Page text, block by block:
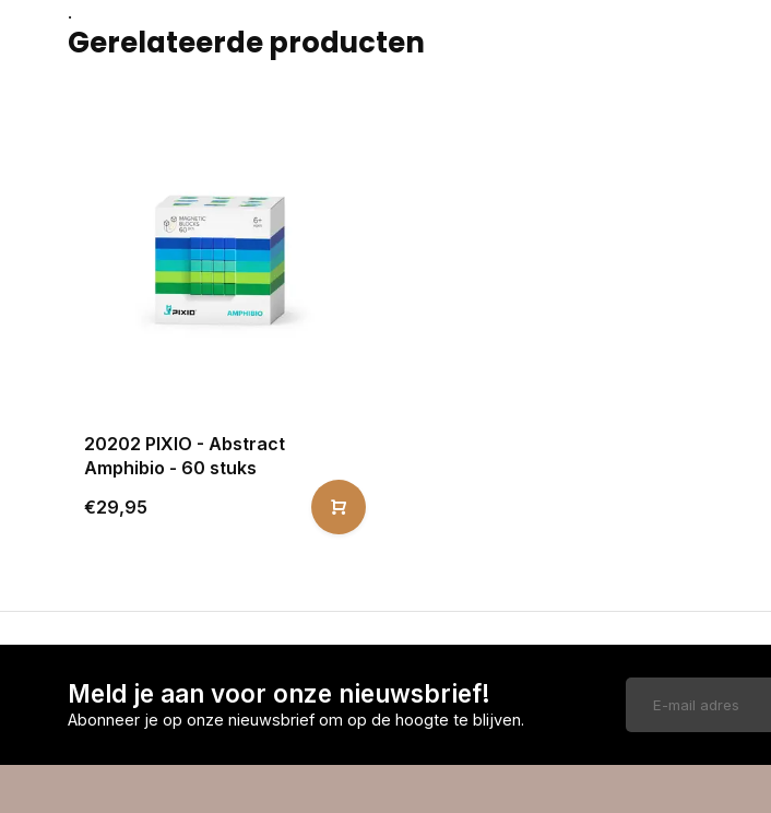
.
Gerelateerde producten
20202 PIXIO - Abstract
Amphibio - 60 stuks
€29,95
Meld je aan voor onze nieuwsbrief!
Abonneer je op onze nieuwsbrief om op de hoogte te blijven.